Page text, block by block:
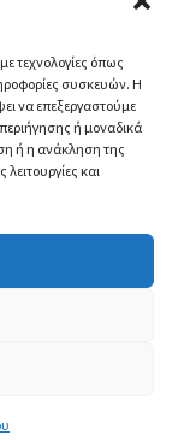
τεχνολογίες όπως
συσκευών. Η
να επεξεργαστούμε
ή μοναδικά
ή η ανάκληση της
και
18:00 – 21:00